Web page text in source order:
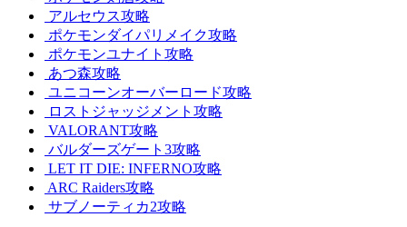
アルセウス攻略
ポケモンダイパリメイク攻略
ポケモンユナイト攻略
あつ森攻略
ユニコーンオーバーロード攻略
ロストジャッジメント攻略
VALORANT攻略
バルダーズゲート3攻略
LET IT DIE: INFERNO攻略
ARC Raiders攻略
サブノーティカ2攻略